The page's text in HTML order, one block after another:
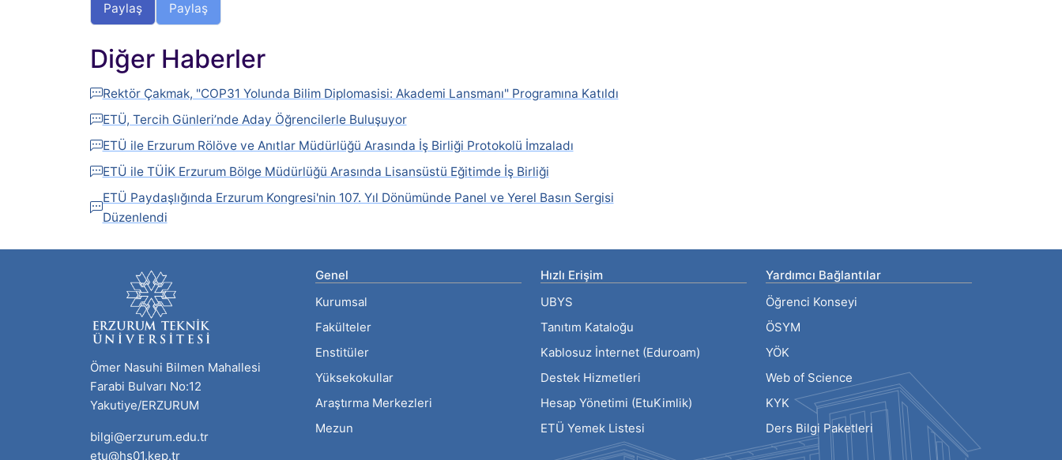
Paylaş Paylaş
Diğer Haberler
Rektör Çakmak, "COP31 Yolunda Bilim Diplomasisi: Akademi Lansmanı" Programına Katıldı
ETÜ, Tercih Günleri’nde Aday Öğrencilerle Buluşuyor
ETÜ ile Erzurum Rölöve ve Anıtlar Müdürlüğü Arasında İş Birliği Protokolü İmzaladı
ETÜ ile TÜİK Erzurum Bölge Müdürlüğü Arasında Lisansüstü Eğitimde İş Birliği
ETÜ Paydaşlığında Erzurum Kongresi'nin 107. Yıl Dönümünde Panel ve Yerel Basın Sergisi
Düzenlendi
Ömer Nasuhi Bilmen Mahallesi
Farabi Bulvarı No:12
Yakutiye/ERZURUM
bilgi@erzurum.edu.tr
etu@hs01.kep.tr
Genel
Kurumsal
Fakülteler
Enstitüler
Yüksekokullar
Araştırma Merkezleri
Mezun
Hızlı Erişim
UBYS
Tanıtım Kataloğu
Kablosuz İnternet (Eduroam)
Destek Hizmetleri
Hesap Yönetimi (EtuKimlik)
ETÜ Yemek Listesi
Yardımcı Bağlantılar
Öğrenci Konseyi
ÖSYM
YÖK
Web of Science
KYK
Ders Bilgi Paketleri